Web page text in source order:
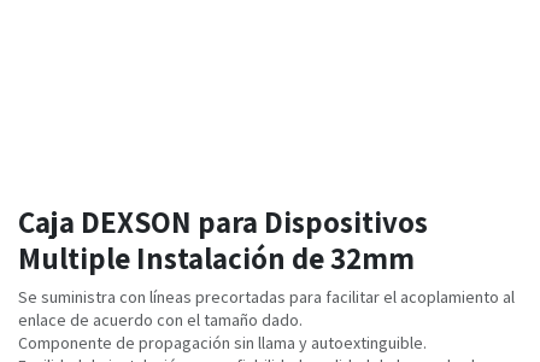
Caja DEXSON para Dispositivos
Multiple Instalación de 32mm
Se suministra con líneas precortadas para facilitar el acoplamiento al
enlace de acuerdo con el tamaño dado.
Componente de propagación sin llama y autoextinguible.